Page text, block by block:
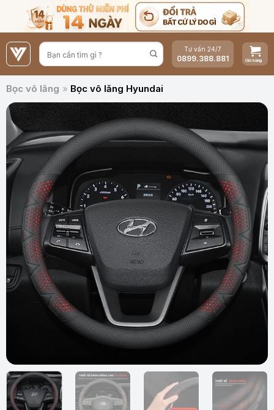
nội
dung
Tư vấn 24/7
0899.388.881
Bọc vô lăng » Bọc vô lăng Hyundai